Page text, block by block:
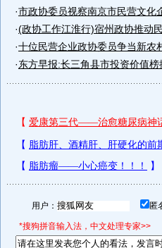
·市政协委员视察南京市民营文化
·(政协工作江淮行)宿州政协推动
·十位民营企业政协委员争当新农
·东方早报:长三角县市投资价值榜
用户： 匿
*搜狗拼音输入法，中文处理专家>>